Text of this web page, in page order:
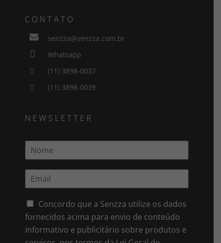
CONTATO
 senzza@senzza.com.br
 Whatsapp
 (11) 3898-0037
 (11) 3898-0039
NEWSLETTER
m
i
l
*
Concordo que a Senzza utilize os dados
fornecidos acima para envio de conteúdo
informativo e publicitário sobre produtos e